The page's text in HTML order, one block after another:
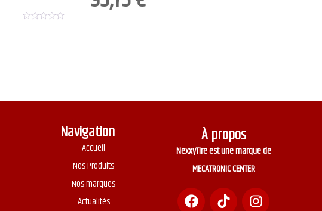
Navigation
Accueil
Nos Produits
Nos marques
Actualités
À propos
NexxyTire est une marque de
MECATRONIC CENTER